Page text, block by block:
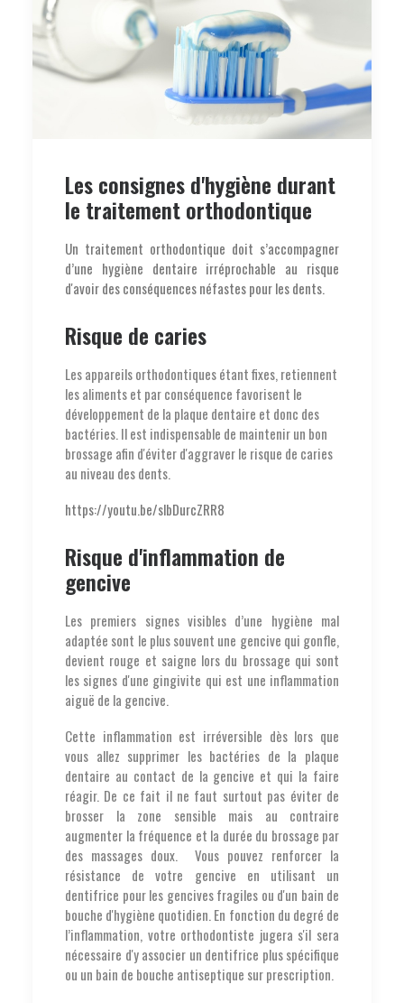
Les consignes d'hygiène durant
le traitement orthodontique
Un traitement orthodontique doit s’accompagner
d’une hygiène dentaire irréprochable au risque
d'avoir des conséquences néfastes pour les dents.
Risque de caries
Les appareils orthodontiques étant fixes, retiennent
les aliments et par conséquence favorisent le
développement de la plaque dentaire et donc des
bactéries. Il est indispensable de maintenir un bon
brossage afin d'éviter d'aggraver le risque de caries
au niveau des dents.
https://youtu.be/slbDurcZRR8
Risque d'inflammation de
gencive
Les premiers signes visibles d’une hygiène mal
adaptée sont le plus souvent une gencive qui gonfle,
devient rouge et saigne lors du brossage qui sont
les signes d'une gingivite qui est une inflammation
aiguë de la gencive.
Cette inflammation est irréversible dès lors que
vous allez supprimer les bactéries de la plaque
dentaire au contact de la gencive et qui la faire
réagir. De ce fait il ne faut surtout pas éviter de
brosser la zone sensible mais au contraire
augmenter la fréquence et la durée du brossage par
des massages doux. Vous pouvez renforcer la
résistance de votre gencive en utilisant un
dentifrice pour les gencives fragiles ou d'un bain de
bouche d'hygiène quotidien. En fonction du degré de
l’inflammation, votre orthodontiste jugera s'il sera
nécessaire d'y associer un dentifrice plus spécifique
ou un bain de bouche antiseptique sur prescription.